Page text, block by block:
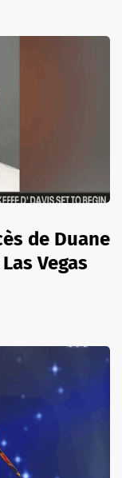
de Duane
Vegas